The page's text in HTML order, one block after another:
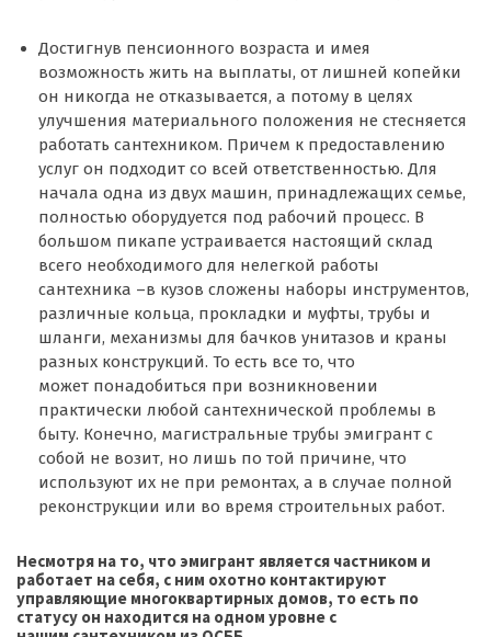
Достигнув пенсионного возраста и имея
возможность жить на выплаты, от лишней копейки
он никогда не отказывается, а потому в целях
улучшения материального положения не стесняется
работать сантехником. Причем к предоставлению
услуг он подходит со всей ответственностью. Для
начала одна из двух машин, принадлежащих семье,
полностью оборудуется под рабочий процесс. В
большом пикапе устраивается настоящий склад
всего необходимого для нелегкой работы
сантехника –в кузов сложены наборы инструментов,
различные кольца, прокладки и муфты, трубы и
шланги, механизмы для бачков унитазов и краны
разных конструкций. То есть все то, что
может понадобиться при возникновении
практически любой сантехнической проблемы в
быту. Конечно, магистральные трубы эмигрант с
собой не возит, но лишь по той причине, что
используют их не при ремонтах, а в случае полной
реконструкции или во время строительных работ.
Несмотря на то, что эмигрант является частником и
работает на себя, с ним охотно контактируют
управляющие многоквартирных домов, то есть по
статусу он находится на одном уровне с